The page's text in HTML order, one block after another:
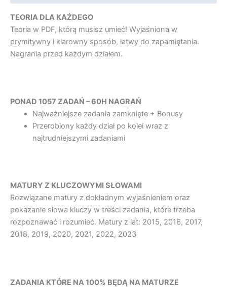
TEORIA DLA KAŻDEGO
Teoria w PDF, którą musisz umieć! Wyjaśniona w
prymitywny i klarowny sposób, łatwy do zapamiętania.
Nagrania przed każdym działem.
PONAD 1057 ZADAŃ – 60H NAGRAŃ
Najważniejsze zadania zamknięte + Bonusy
Przerobiony każdy dział po kolei wraz z
najtrudniejszymi zadaniami
MATURY Z KLUCZOWYMI SŁOWAMI
Rozwiązane matury z dokładnym wyjaśnieniem oraz
pokazanie słowa kluczy w treści zadania, które trzeba
rozpoznawać i rozumieć. Matury z lat: 2015, 2016, 2017,
2018, 2019, 2020, 2021, 2022, 2023
ZADANIA KTÓRE NA 100% BĘDĄ NA MATURZE